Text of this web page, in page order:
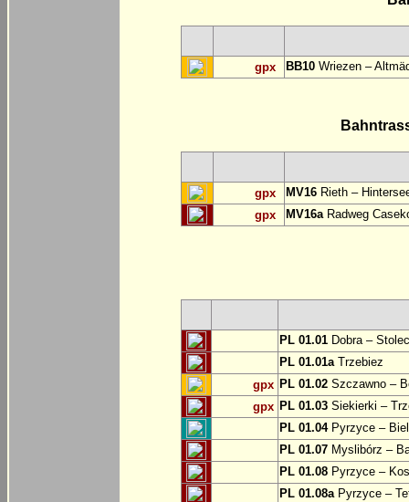
gpx BB10 Wriezen –
gpx MV16 Rieth –
gpx
MV16aRadweg
PL 01.01 Dobra –
PL 01.01aTrzebiez
gpx PL 01.02 Szczawno –
gpx PL 01.03 Siekierki –
PL 01.04Pyrzyce –
PL 01.07 Myslibórz –
PL 01.08 Pyrzyce –
PL 01.08aPyrzyce –